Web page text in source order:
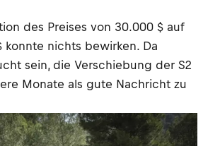
des Preises von 30.000 $ auf
konnte nichts bewirken. Da
sein, die Verschiebung der S2
Monate als gute Nachricht zu